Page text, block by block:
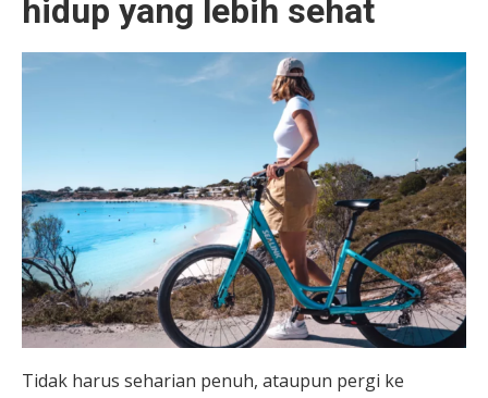
hidup yang lebih sehat
Tidak harus seharian penuh, ataupun pergi ke